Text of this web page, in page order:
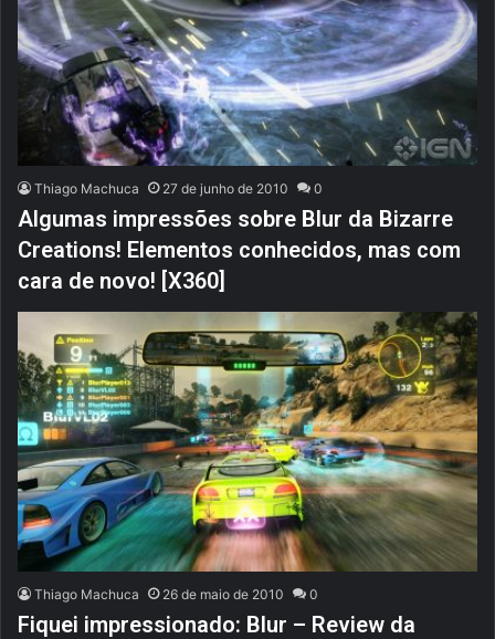
Thiago Machuca 27 de junho de 2010 0
Algumas impressões sobre Blur da Bizarre
Creations! Elementos conhecidos, mas com
cara de novo! [X360]
Thiago Machuca 26 de maio de 2010 0
Fiquei impressionado: Blur – Review da